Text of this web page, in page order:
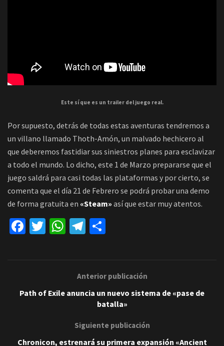
Este sí que es un trailer del juego real.
Por supuesto, detrás de todas estas aventuras tendremos a
un villano llamado Thoth-Amón, un malvado hechicero al
que deberemos fastidiar sus siniestros planes para esclavizar
a todo el mundo. Lo dicho, este 1 de Marzo prepararse que el
juego saldrá para casi todas las plataformas y por cierto, se
comenta que el día 21 de Febrero se podrá probar una demo
de forma gratuita en «Steam» así que estar muy atentos.
Fa
o
T
W
sA
p
Te
a
m
p
ar
tir
Anterior publicación
Path of Exile anuncia un nuevo sistema de «pase de
batalla»
Siguiente publicación
Chronicon, estrenará su primera expansión «Ancient